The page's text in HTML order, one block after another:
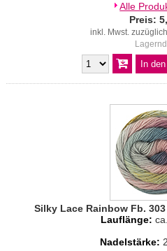
Alle
Preis:
inkl. Mwst. zuzüglich
Silky Lace Rainbow Fb.
Lauflänge:
Nadelstärke: